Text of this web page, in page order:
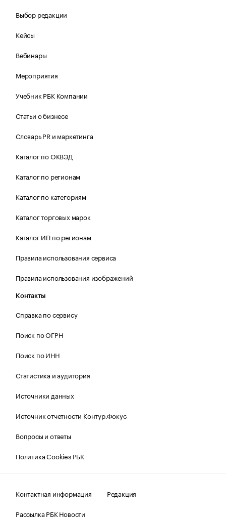
Выбор редакции
Кейсы
Вебинары
Мероприятия
Учебник РБК Компании
Статьи о бизнесе
Словарь PR и маркетинга
Каталог по ОКВЭД
Каталог по регионам
Каталог по категориям
Каталог торговых марок
Каталог ИП по регионам
Правила использования сервиса
Правила использования изображений
Контакты
Справка по сервису
Поиск по ОГРН
Поиск по ИНН
Статистика и аудитория
Источники данных
Источник отчетности Контур.Фокус
Вопросы и ответы
Политика Cookies РБК
Контактная информация
Редакция
Рассылка РБК Новости